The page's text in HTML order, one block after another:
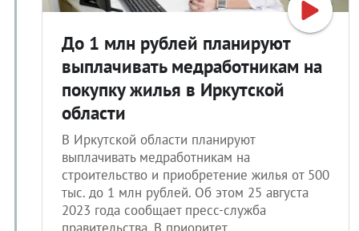
До 1 млн рублей планируют
выплачивать медработникам на
покупку жилья в Иркутской
области
В Иркутской области планируют
выплачивать медработникам на
строительство и приобретение жилья от 500
тыс. до 1 млн рублей. Об этом 25 августа
2023 года сообщает пресс-служба